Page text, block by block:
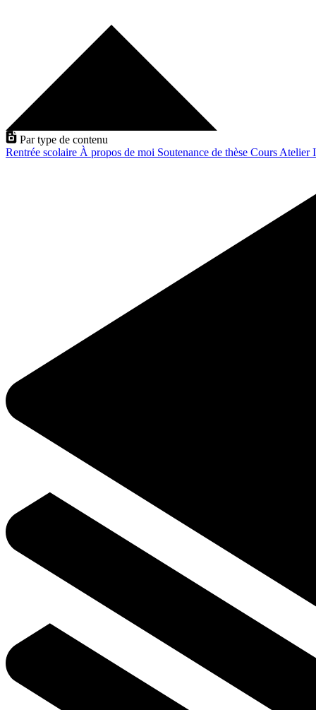
Par type de contenu
Rentrée scolaire À propos de moi Soutenance de thèse Cours Atelier